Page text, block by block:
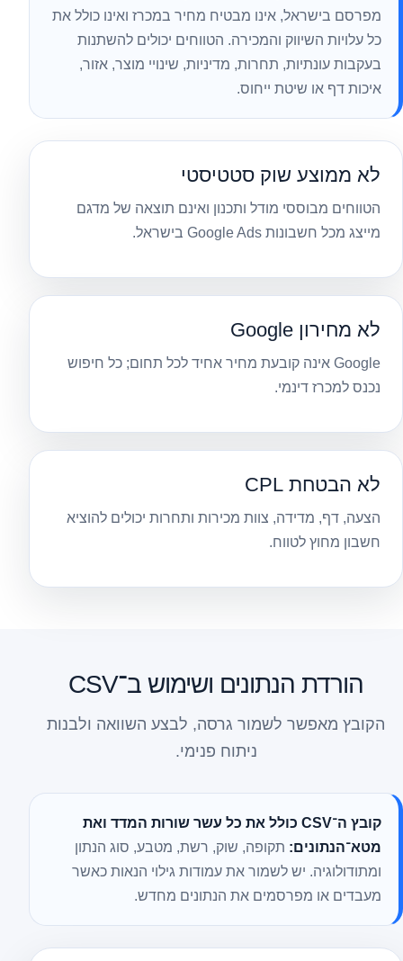
מפרסם בישראל, אינו מבטיח מחיר במכרז ואינו כולל את
כל עלויות השיווק והמכירה. הטווחים יכולים להשתנות
בעקבות עונתיות, תחרות, מדיניות, שינויי מוצר, אזור,
איכות דף או שיטת ייחוס.
לא ממוצע שוק סטטיסטי
הטווחים מבוססי מודל ותכנון ואינם תוצאה של מדגם
מייצג מכל חשבונות Google Ads בישראל.
לא מחירון Google
Google אינה קובעת מחיר אחיד לכל תחום; כל חיפוש
נכנס למכרז דינמי.
לא הבטחת CPL
הצעה, דף, מדידה, צוות מכירות ותחרות יכולים להוציא
חשבון מחוץ לטווח.
הורדת הנתונים ושימוש ב־CSV
הקובץ מאפשר לשמור גרסה, לבצע השוואה ולבנות
ניתוח פנימי.
קובץ ה־CSV כולל את כל עשר שורות המדד ואת
מטא־הנתונים: תקופה, שוק, רשת, מטבע, סוג הנתון
ומתודולוגיה. יש לשמור את עמודות גילוי הנאות כאשר
מעבדים או מפרסמים את הנתונים מחדש.